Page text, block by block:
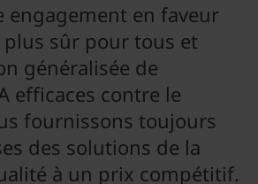
engagement en faveur
plus sûr pour tous et
généralisée de
efficaces contre le
fournissons toujours
des solutions de la
à un prix compétitif.